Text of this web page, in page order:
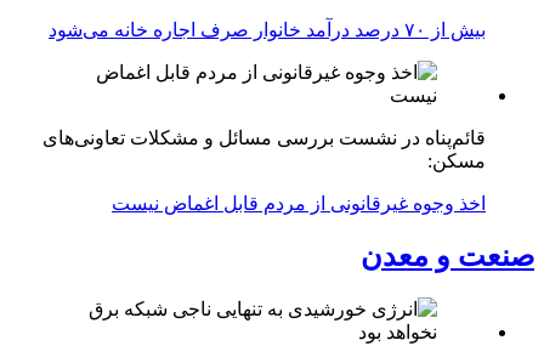
بیش از ۷۰ درصد درآمد خانوار صرف اجاره خانه می‌شود
قائم‌پناه در نشست بررسی مسائل و مشکلات تعاونی‌های
مسکن:
اخذ وجوه غیرقانونی از مردم قابل اغماض نیست
صنعت و معدن